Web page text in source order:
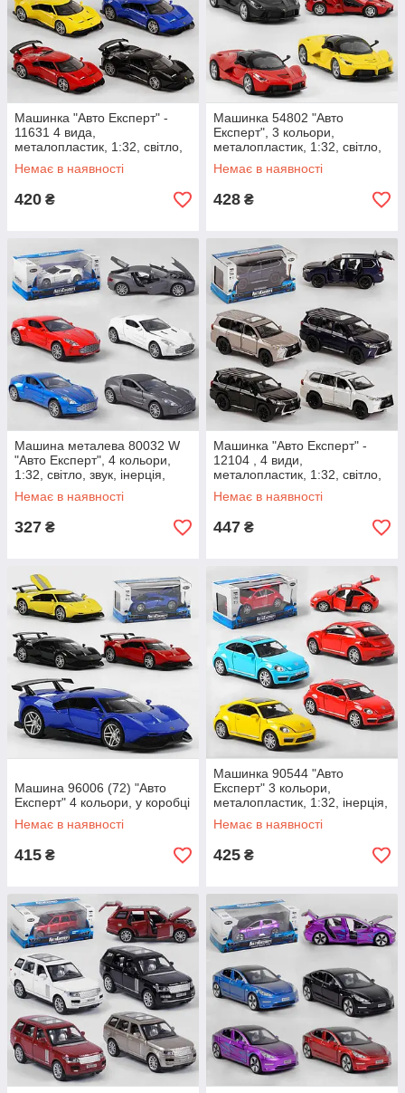
Машинка "Авто Експерт" -
11631 4 вида,
металопластик, 1:32, світло,
звук, інерція, відчиняються
двері,
Немає в наявності
420 ₴
Машинка 54802 "Авто
Експерт", 3 кольори,
металопластик, 1:32, світло,
звук, інерція, відчиняються
двері,
Немає в наявності
428 ₴
Машина металева 80032 W
"Авто Експерт", 4 кольори,
1:32, світло, звук, інерція,
відчиняються двері,
багажник,
Немає в наявності
327 ₴
Машинка "Авто Експерт" -
12104 , 4 види,
металопластик, 1:32, світло,
звук, інерція, двері, що
відкриваються,
Немає в наявності
447 ₴
Машина 96006 (72) "Авто
Експерт" 4 кольори, у коробці
Немає в наявності
415 ₴
Машинка 90544 "Авто
Експерт" 3 кольори,
металопластик, 1:32, інерція,
світло, звук, відчиняються
двері
Немає в наявності
425 ₴